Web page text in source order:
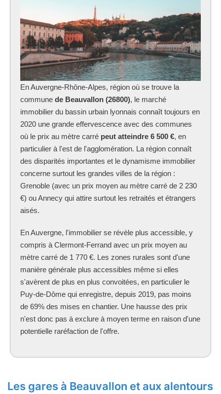
En Auvergne-Rhône-Alpes, région où se trouve la
commune de Beauvallon (26800), le marché
immobilier du bassin urbain lyonnais connaît toujours en
2020 une grande effervescence avec des communes
où le prix au mètre carré peut atteindre 6 500 €, en
particulier à l'est de l'agglomération. La région connaît
des disparités importantes et le dynamisme immobilier
concerne surtout les grandes villes de la région :
Grenoble (avec un prix moyen au mètre carré de 2 230
€) ou Annecy qui attire surtout les retraités et étrangers
aisés.
En Auvergne, l'immobilier se révèle plus accessible, y
compris à Clermont-Ferrand avec un prix moyen au
mètre carré de 1 770 €. Les zones rurales sont d'une
manière générale plus accessibles même si elles
s'avèrent de plus en plus convoitées, en particulier le
Puy-de-Dôme qui enregistre, depuis 2019, pas moins
de 69% des mises en chantier. Une hausse des prix
n'est donc pas à exclure à moyen terme en raison d'une
potentielle raréfaction de l'offre.
Les gares à Beauvallon et aux alentours